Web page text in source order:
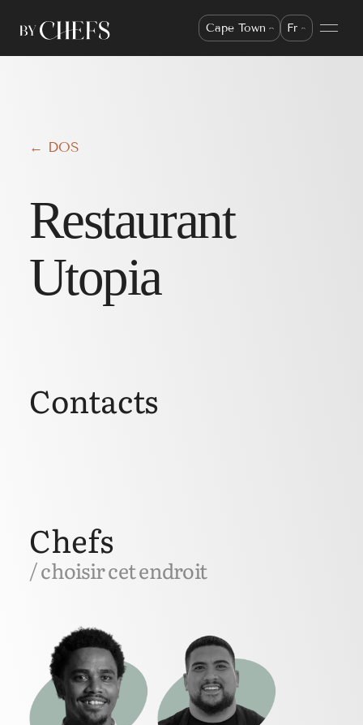
Cape Town Fr
← DOS
Restaurant
Utopia
Chefs
/ choisir cet endroit
Contacts